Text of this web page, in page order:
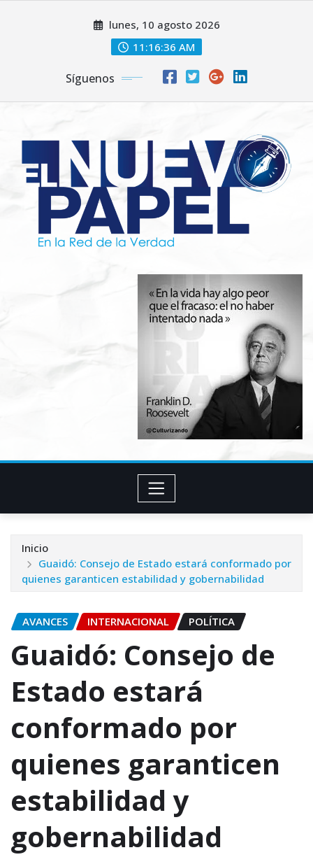
lunes, 10 agosto 2026
11:16:38 AM
Síguenos
Inicio
Guaidó: Consejo de Estado estará conformado por
quienes garanticen estabilidad y gobernabilidad
AVANCES INTERNACIONAL POLÍTICA
Guaidó: Consejo de
Estado estará
conformado por
quienes garanticen
estabilidad y
gobernabilidad